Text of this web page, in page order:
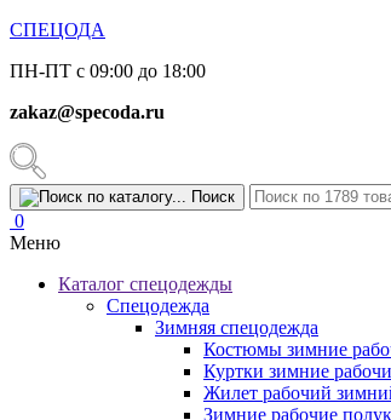
СПЕЦОДА
ПН-ПТ с 09:00 до 18:00
zakaz@specoda.ru
Поиск
0
Меню
Каталог спецодежды
Спецодежда
Зимняя спецодежда
Костюмы зимние
Куртки зимние
Жилет рабочий
Зимние рабочие